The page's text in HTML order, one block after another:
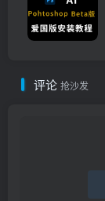
评论 抢沙发